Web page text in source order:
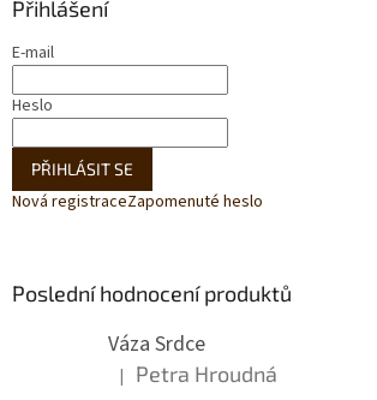
Přihlášení
E-mail
Heslo
PŘIHLÁSIT SE
Nová registraceZapomenuté heslo
Poslední hodnocení produktů
Váza Srdce
Hodnocení produktu je 5 z 5 hvězdiček.
| Petra Hroudná